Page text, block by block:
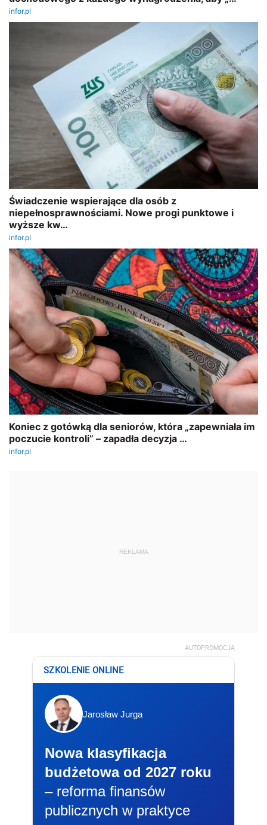
REKLAMA
AUTOPROMOCJA
SZKOLENIE ONLINE
Jarosław Jurga
Nowa klasyfikacja
budżetowa od 2027 roku
– reforma finansów
publicznych w praktyce